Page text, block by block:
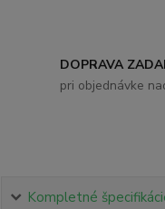
DOPRAVA
pri objednávke
Kompletné